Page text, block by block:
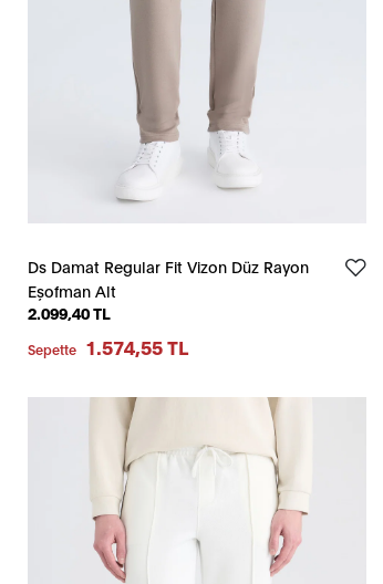
Ds Damat Regular Fit Vizon Düz Rayon
Eşofman Alt
2.099,40 TL
Sepette 1.574,55 TL